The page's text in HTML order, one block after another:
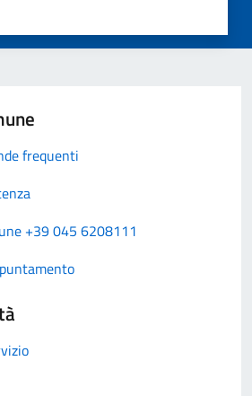
frequenti
+39 045 6208111